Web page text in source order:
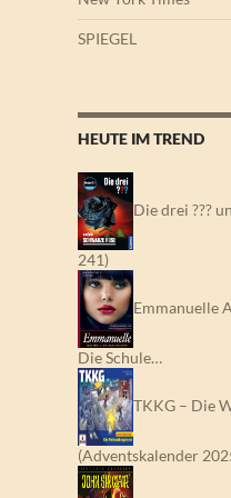
SPIEGEL
HEUTE IM TREND
Die drei ???
241)
Emmanuelle
Die Schule…
TKKG – Die
(Adventskalender